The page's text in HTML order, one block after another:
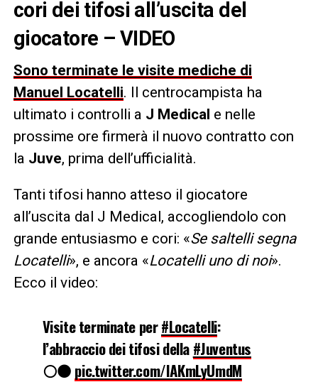
cori dei tifosi all’uscita del
giocatore – VIDEO
Sono terminate le visite mediche di
Manuel Locatelli. Il centrocampista ha
ultimato i controlli a J Medical e nelle
prossime ore firmerà il nuovo contratto con
la Juve, prima dell’ufficialità.
Tanti tifosi hanno atteso il giocatore
all’uscita dal J Medical, accogliendolo con
grande entusiasmo e cori: «Se saltelli segna
Locatelli», e ancora «Locatelli uno di noi».
Ecco il video:
Visite terminate per#Locatelli:
l’abbraccio dei tifosi della#Juventus
⚪️⚫️pic.twitter.com/IAKmLyUmdM